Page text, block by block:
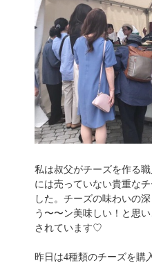
私は叔父がチーズを作る
には売っていない貴重な
した。チーズの味わいの
う〜〜ン美味しい！と思
されています♡
昨日は4種類のチーズを購